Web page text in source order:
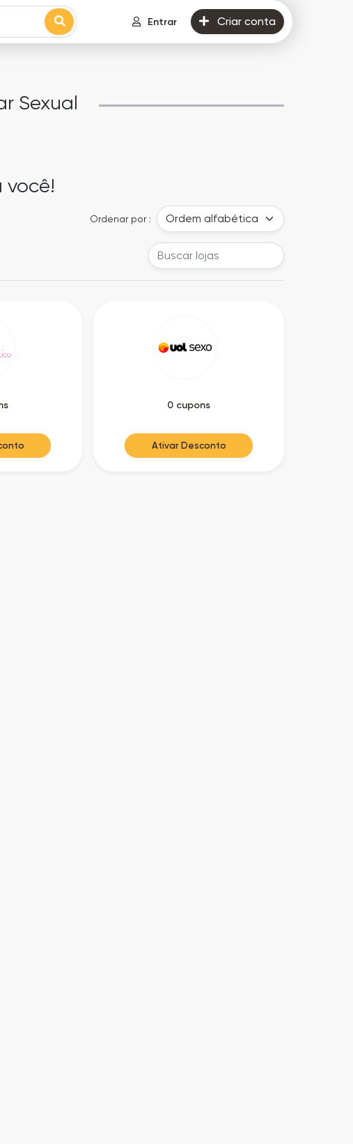
Entrar Criar conta
Sexual
você!
Ordenar por :
0 cupons
Ativar Desconto